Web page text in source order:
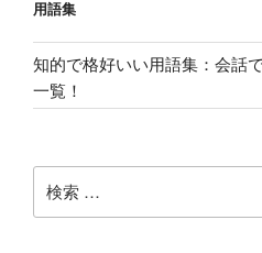
シ
ョ
ン
用語集
知的で格好いい用語集：会話
一覧！
索: